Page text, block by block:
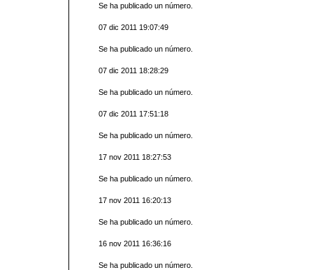
Se ha publicado un número.
07 dic 2011 19:07:49
Se ha publicado un número.
07 dic 2011 18:28:29
Se ha publicado un número.
07 dic 2011 17:51:18
Se ha publicado un número.
17 nov 2011 18:27:53
Se ha publicado un número.
17 nov 2011 16:20:13
Se ha publicado un número.
16 nov 2011 16:36:16
Se ha publicado un número.